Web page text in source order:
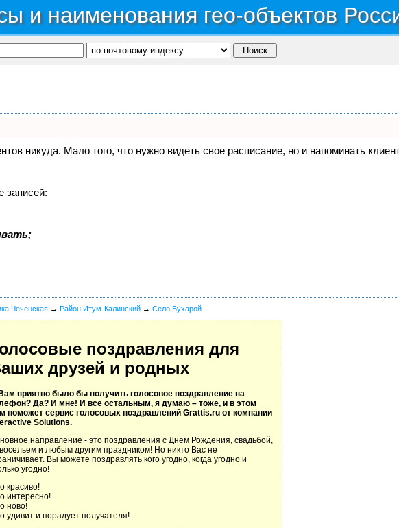
и наименования гео-объектов
никуда. Мало того, что нужно видеть свое расписание, но и напоминать
записей:
Чеченская → Район Итум-Калинский → Село Бухарой
поздравления для
друзей и родных
приятно было бы получить голосовое поздравление на
Да? И мне! И все остальным, я думаю – тоже, и в этом
поможет сервис голосовых поздравлений Grattis.ru от компании
Solutions.
направление - это поздравления с Днем Рождения, свадьбой,
и любым другим праздником! Но никто Вас не
Вы можете поздравлять кого угодно, когда угодно и
угодно!
красиво!
интересно!
ново!
удивит и порадует получателя!